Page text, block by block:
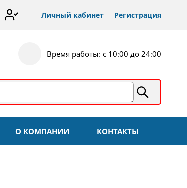
Личный кабинет Регистрация
Время работы: с 10:00 до 24:00
О КОМПАНИИ КОНТАКТЫ